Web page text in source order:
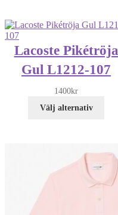
Lacoste Pikétröja
Gul L1212-107
1400kr
Välj alternativ